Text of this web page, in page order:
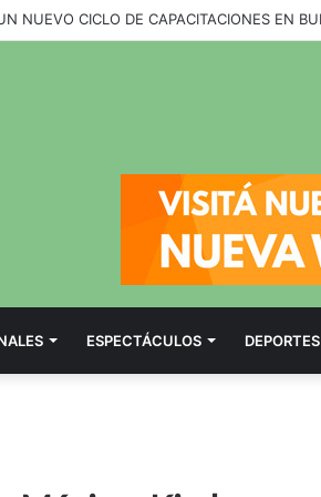
ESPECTÁCULOS DEPORTES